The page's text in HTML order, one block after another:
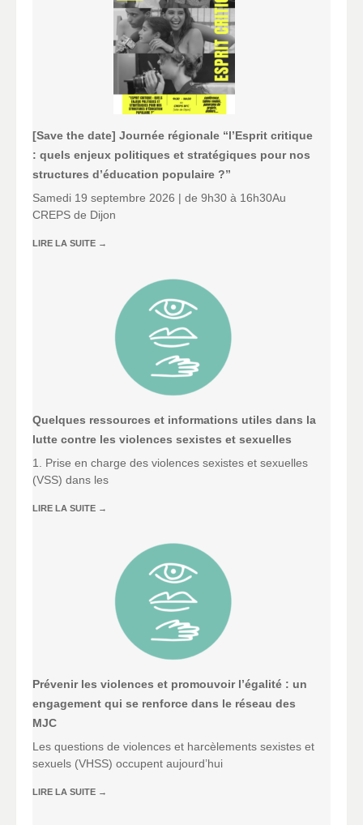
[Save the date] Journée régionale “l’Esprit critique
: quels enjeux politiques et stratégiques pour nos
structures d’éducation populaire ?”
Samedi 19 septembre 2026 | de 9h30 à 16h30Au
CREPS de Dijon
LIRE LA SUITE →
Quelques ressources et informations utiles dans la
lutte contre les violences sexistes et sexuelles
1. Prise en charge des violences sexistes et sexuelles
(VSS) dans les
LIRE LA SUITE →
Prévenir les violences et promouvoir l’égalité : un
engagement qui se renforce dans le réseau des
MJC
Les questions de violences et harcèlements sexistes et
sexuels (VHSS) occupent aujourd’hui
LIRE LA SUITE →